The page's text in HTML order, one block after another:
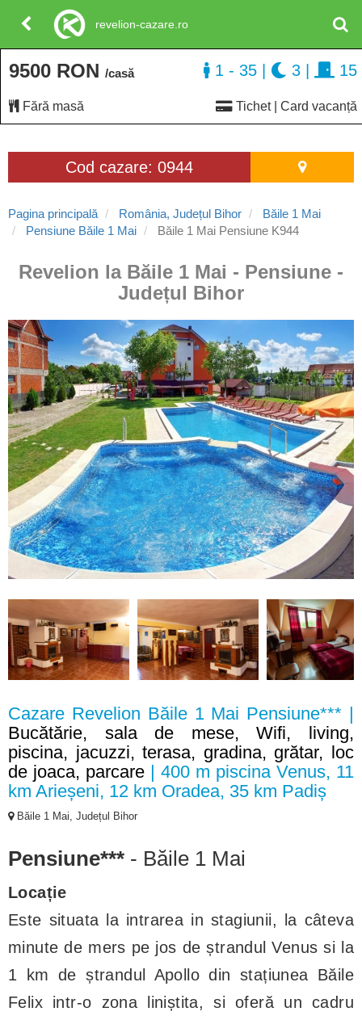
Cod cazare: 0944
Pagina principală România, Județul Bihor
Băile 1 Mai
Pensiune Băile 1 Mai
Băile 1 Mai Pensiune K944
Revelion la Băile 1 Mai - Pensiune -
Județul Bihor
Cazare Revelion Băile 1 Mai Pensiune*** |
Bucătărie, sala de mese, Wifi, living,
piscina, jacuzzi, terasa, gradina, grătar, loc
de joaca, parcare | 400 m piscina Venus, 11
km Arieșeni, 12 km Oradea, 35 km Padiș
Băile 1 Mai, Județul Bihor
Pensiune*** - Băile 1 Mai
Locație
Este situata la intrarea in stagiunii, la câteva
minute de mers pe jos de ștrandul Venus si la
1 km de ștrandul Apollo din stațiunea Băile
Felix intr-o zona liniștita, si oferă un cadru
9500 RON /casă
Fără masă Tichet | Card vacanță
1 - 35 3 15
revelion-cazare.ro